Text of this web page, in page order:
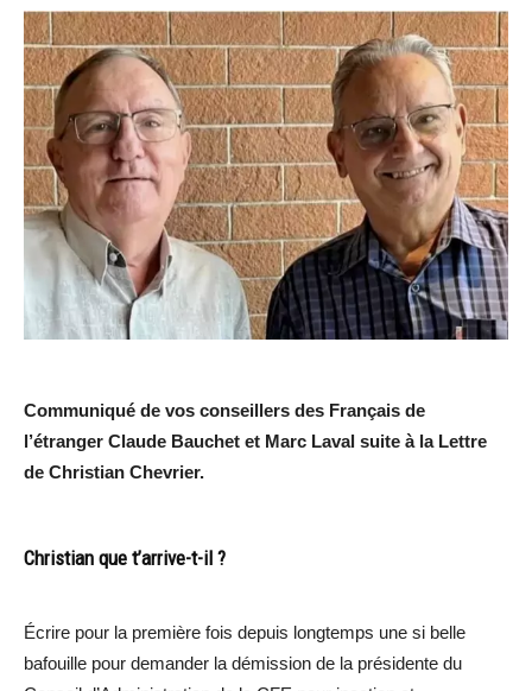
Communiqué de vos conseillers des Français de
l’étranger Claude Bauchet et Marc Laval suite à la Lettre
de Christian Chevrier.
Christian que t’arrive-t-il ?
Écrire pour la première fois depuis longtemps une si belle
bafouille pour demander la démission de la présidente du